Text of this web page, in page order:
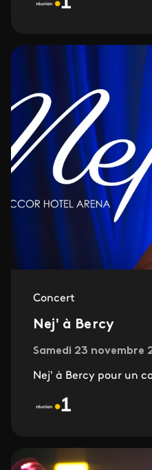
Concert
Nej' à Bercy
Samedi 23 novembre
Nej' à Bercy pour un